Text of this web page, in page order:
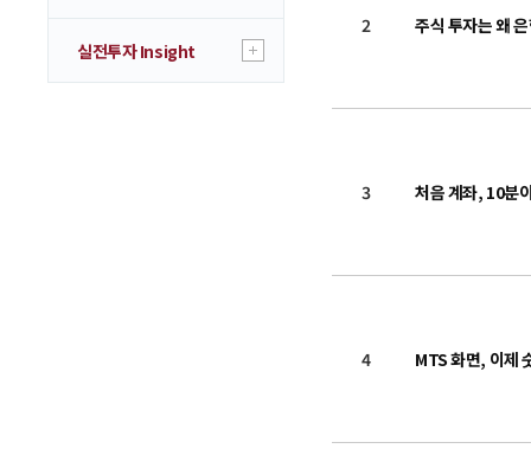
실전투자 Insight
2 주식 투자는 왜
3 처음 계좌, 10분
4 MTS 화면, 이제